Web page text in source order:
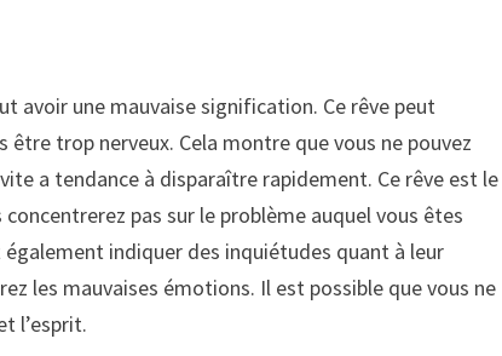
avoir une mauvaise signification. Ce rêve peut
trop nerveux. Cela montre que vous ne pouvez
a tendance à disparaître rapidement. Ce rêve est le
pas sur le problème auquel vous êtes
indiquer des inquiétudes quant à leur
les mauvaises émotions. Il est possible que vous ne
l’esprit.